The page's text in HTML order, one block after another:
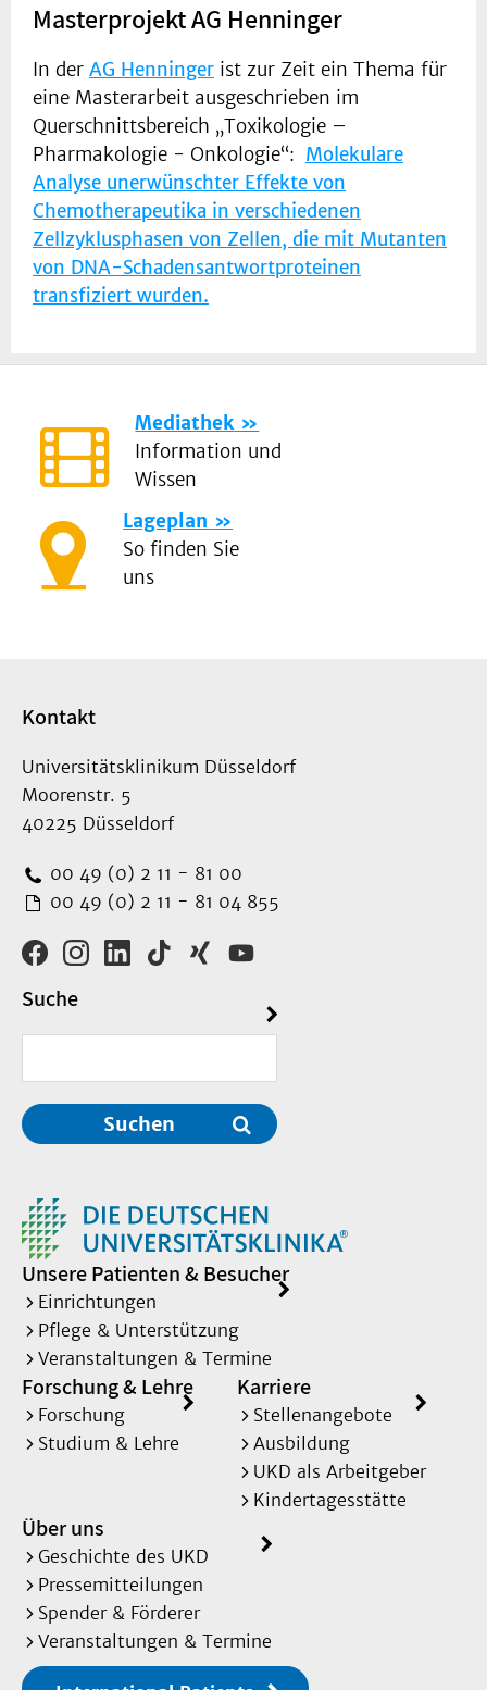
Masterprojekt AG Henninger
In der AG Henninger ist zur Zeit ein Thema für
eine Masterarbeit ausgeschrieben im
Querschnittsbereich „Toxikologie –
Pharmakologie - Onkologie“: Molekulare
Analyse unerwünschter Effekte von
Chemotherapeutika in verschiedenen
Zellzyklusphasen von Zellen, die mit Mutanten
von DNA-Schadensantwortproteinen
transfiziert wurden.
Mediathek
Information und
Wissen
Lageplan
So finden Sie
uns
Kontakt
Universitätsklinikum Düsseldorf
Moorenstr. 5
40225 Düsseldorf
00 49 (0) 2 11 - 81 00
00 49 (0) 2 11 - 81 04 855
Suche
Suchen
Unsere Patienten & Besucher
Einrichtungen
Pflege & Unterstützung
Veranstaltungen & Termine
Forschung & Lehre
Forschung
Studium & Lehre
Karriere
Stellenangebote
Ausbildung
UKD als Arbeitgeber
Kindertagesstätte
Über uns
Geschichte des UKD
Pressemitteilungen
Spender & Förderer
Veranstaltungen & Termine